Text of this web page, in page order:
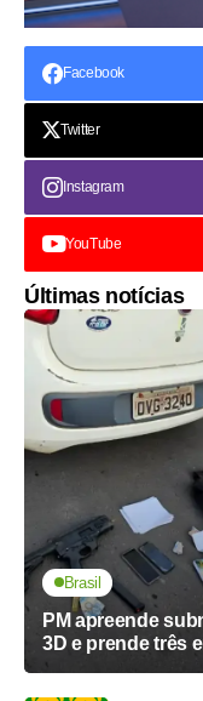
Facebook
Twitter
Instagram
YouTube
Últimas notícias
Brasil
PM apreende
3D e prende três